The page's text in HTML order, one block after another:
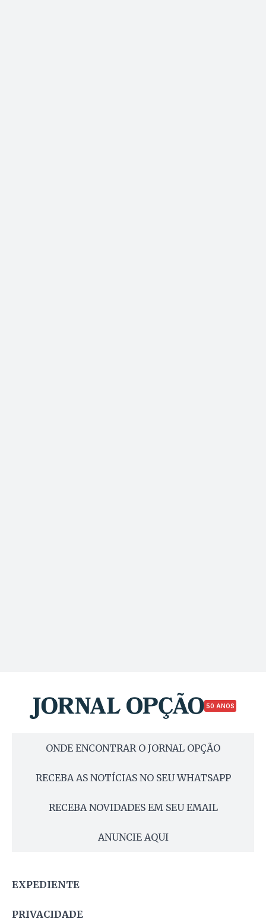
50 ANOS
ONDE ENCONTRAR O JORNAL OPÇÃO
RECEBA AS NOTÍCIAS NO SEU WHATSAPP
RECEBA NOVIDADES EM SEU EMAIL
ANUNCIE AQUI
EXPEDIENTE
PRIVACIDADE